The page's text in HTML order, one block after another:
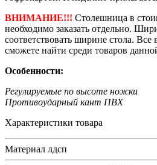
ВНИМАНИЕ!!! Столешница в
необходимо заказать отдельно.
соответствовать ширине стола.
сможете найти среди товаров
Особенности:
Регулируемые по высоте ножки
Противоударный кант ПВХ
Характеристики товара
Материал лдсп